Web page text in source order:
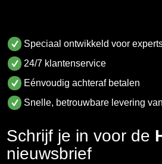
Speciaal ontwikkeld voor
24/7 klantenservice
Eénvoudig achteraf betalen
Snelle, betrouwbare levering
Schrijf je in voor de
nieuwsbrief